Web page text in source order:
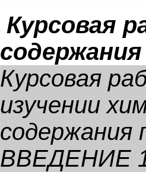
Курсовая
Курсовая
изучении
ВВЕДЕНИЕ